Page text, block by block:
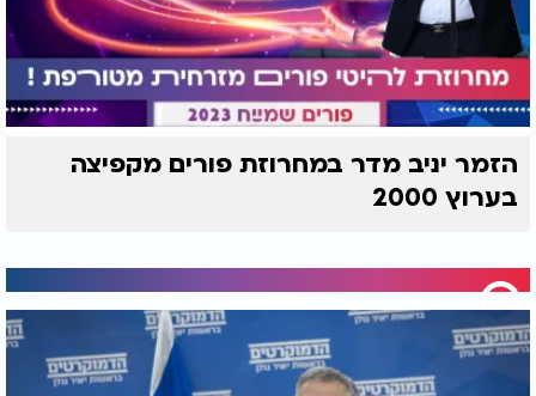
הזמר יניב מדר במחרוזת פורים מקפיצה
בערוץ 2000